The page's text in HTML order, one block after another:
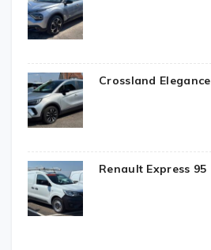
Crossland Elegance
Renault Express 95